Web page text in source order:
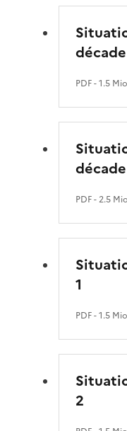
PDF- 1.5 Mio
PDF- 2.5 Mio
1
PDF- 1.5 Mio
2